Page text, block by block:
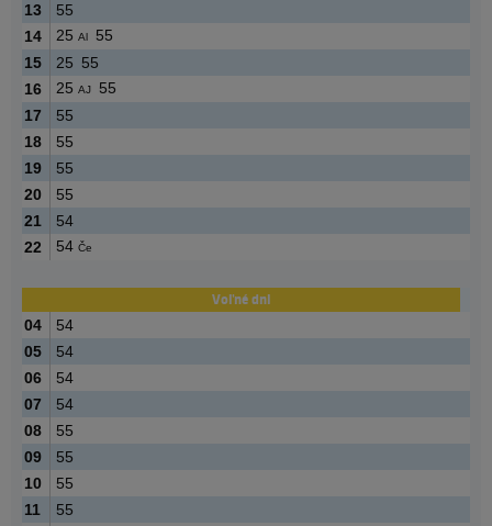
13
55
14
25 Al
55
15
25 55
16
25 AJ
55
17
55
18
55
19
55
20
55
21
54
22
54 Če
Voľné dni
04
54
05
54
06
54
07
54
08
55
09
55
10
55
11
55